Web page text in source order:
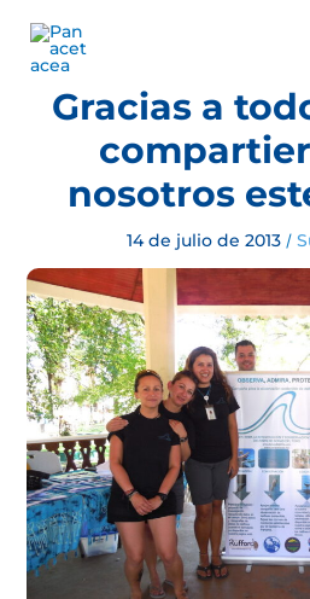
contenido
Gracias a
nosotros
14 de julio de 2013 /